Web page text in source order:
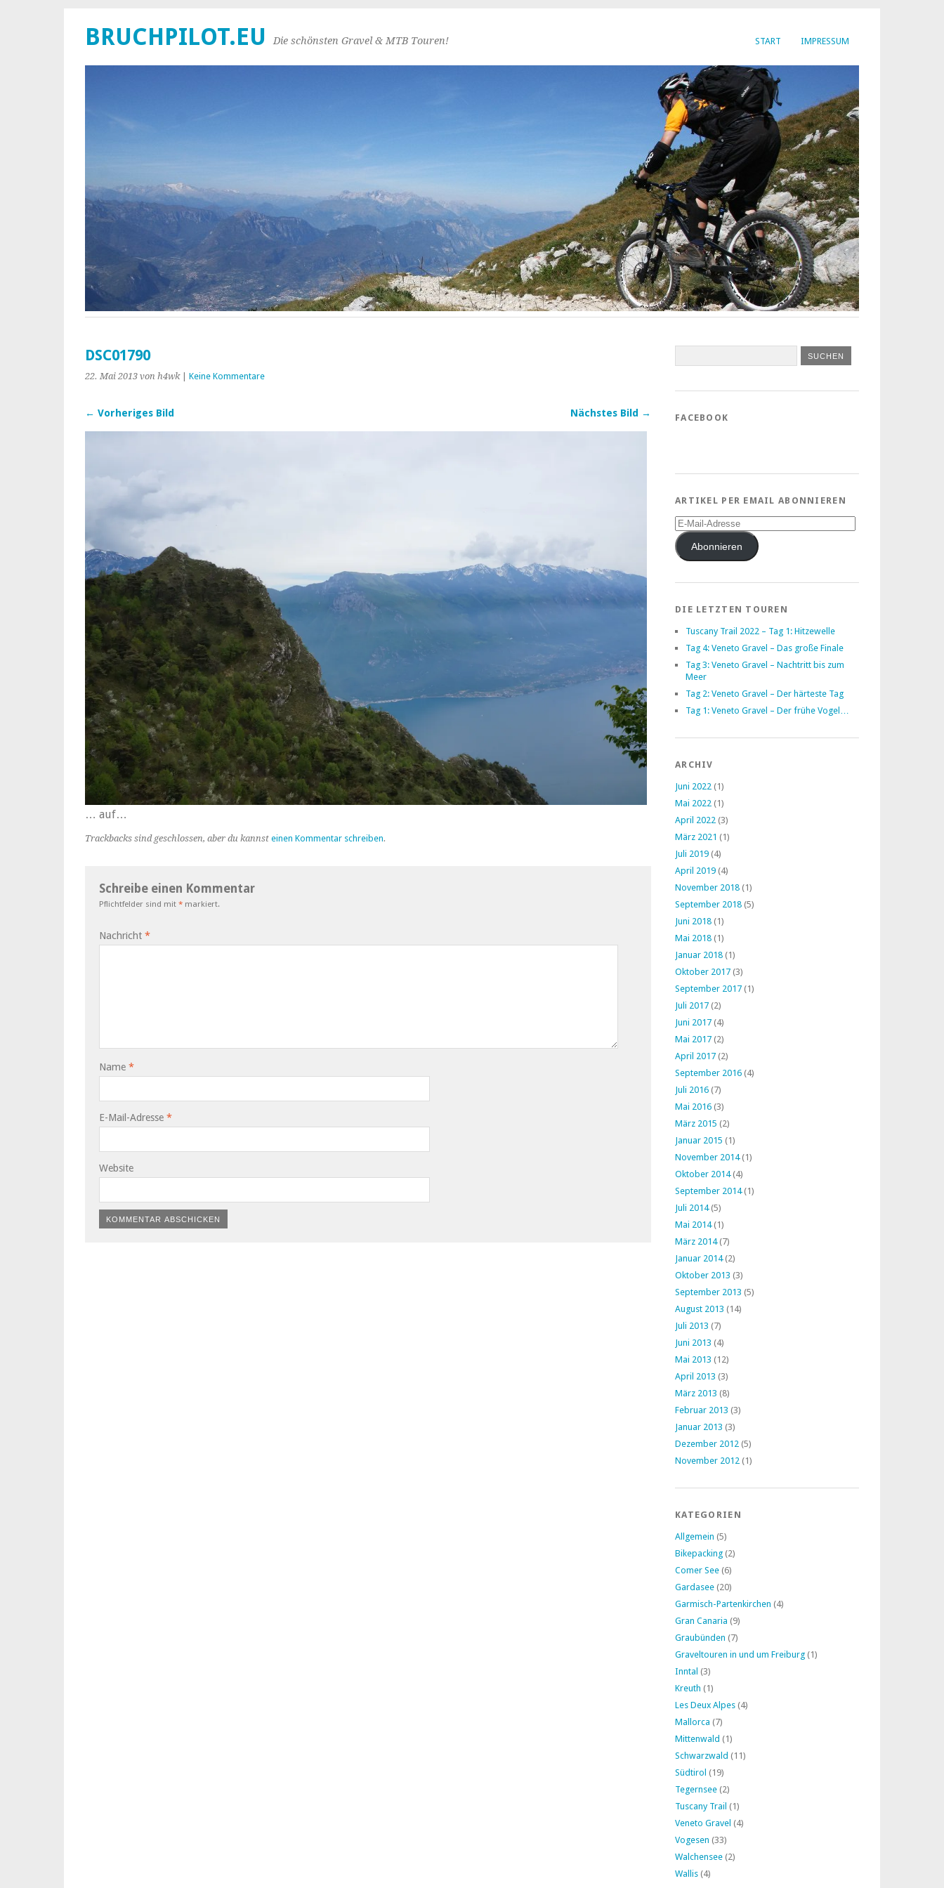
START IMPRESSUM
BRUCHPILOT.EU Die schönsten Gravel & MTB Touren!
DSC01790
22. Mai 2013 von h4wk| Keine Kommentare
← Vorheriges Bild Nächstes Bild →
… auf…
Trackbacks sind geschlossen, aber du kannst einen Kommentar schreiben.
Schreibe einen Kommentar
Pflichtfelder sind mit * markiert.
Nachricht *
Name *
E-Mail-Adresse *
Website
FACEBOOK
ARTIKEL PER EMAIL ABONNIEREN
E-
Mail-
AdresseAbonnieren
DIE LETZTEN TOUREN
Tuscany Trail 2022 – Tag 1: Hitzewelle
Tag 4: Veneto Gravel – Das große Finale
Tag 3: Veneto Gravel – Nachtritt bis zum
Meer
Tag 2: Veneto Gravel – Der härteste Tag
Tag 1: Veneto Gravel – Der frühe Vogel…
ARCHIV
Juni 2022 (1)
Mai 2022 (1)
April 2022 (3)
März 2021 (1)
Juli 2019 (4)
April 2019 (4)
November 2018 (1)
September 2018 (5)
Juni 2018 (1)
Mai 2018 (1)
Januar 2018 (1)
Oktober 2017 (3)
September 2017 (1)
Juli 2017 (2)
Juni 2017 (4)
Mai 2017 (2)
April 2017 (2)
September 2016 (4)
Juli 2016 (7)
Mai 2016 (3)
März 2015 (2)
Januar 2015 (1)
November 2014(1)
Oktober 2014(4)
September 2014(1)
Juli 2014(5)
Mai 2014(1)
März 2014(7)
Januar 2014(2)
Oktober 2013 (3)
September 2013 (5)
August 2013 (14)
Juli 2013 (7)
Juni 2013 (4)
Mai 2013 (12)
April 2013 (3)
März 2013 (8)
Februar 2013 (3)
Januar 2013 (3)
Dezember 2012 (5)
November 2012 (1)
KATEGORIEN
Allgemein (5)
Bikepacking (2)
Comer See (6)
Gardasee (20)
Garmisch-Partenkirchen (4)
Gran Canaria (9)
Graubünden (7)
Graveltouren in und um Freiburg (1)
Inntal (3)
Kreuth (1)
Les Deux Alpes (4)
Mallorca (7)
Mittenwald (1)
Schwarzwald (11)
Südtirol (19)
Tegernsee (2)
Tuscany Trail (1)
Veneto Gravel (4)
Vogesen (33)
Walchensee (2)
Wallis (4)